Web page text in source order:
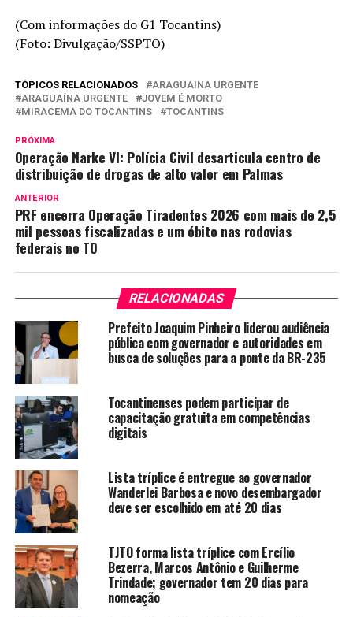
(Com informações do G1 Tocantins)
(Foto: Divulgação/SSPTO)
TÓPICOS RELACIONADOS
ARAGUAINA URGENTE
ARAGUAÍNA URGENTE
JOVEM É MORTO
MIRACEMA DO TOCANTINS
TOCANTINS
PRÓXIMA
Operação Narke VI: Polícia Civil desarticula centro de
distribuição de drogas de alto valor em Palmas
ANTERIOR
PRF encerra Operação Tiradentes 2026 com mais de 2,5
mil pessoas fiscalizadas e um óbito nas rodovias
federais no TO
RELACIONADAS
Prefeito Joaquim Pinheiro liderou audiência
pública com governador e autoridades em
busca de soluções para a ponte da BR-235
Tocantinenses podem participar de
capacitação gratuita em competências
digitais
Lista tríplice é entregue ao governador
Wanderlei Barbosa e novo desembargador
deve ser escolhido em até 20 dias
TJTO forma lista tríplice com Ercílio
Bezerra, Marcos Antônio e Guilherme
Trindade; governador tem 20 dias para
nomeação